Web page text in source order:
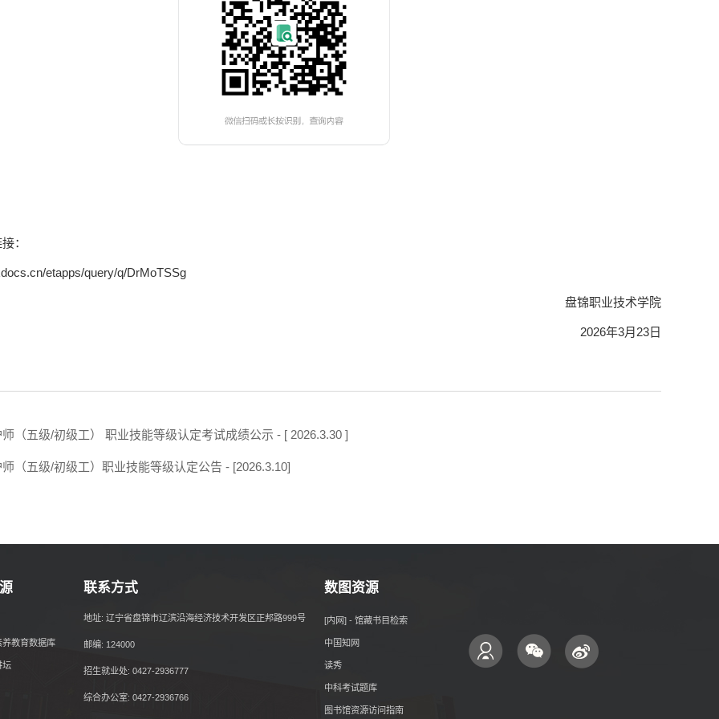
：
etapps/query/q/DrMoTSSg
盘锦职业技术学院
2026年3月23日
（五级/初级工） 职业技能等级认定考试成绩公示 - [ 2026.3.30 ]
（五级/初级工）职业技能等级认定公告 - [2026.3.10]
养教育数据库
坛
联系方式
地址: 辽宁省盘锦市辽滨沿海经济技术开发区正邦路999号
邮编: 124000
招生就业处: 0427-2936777
综合办公室: 0427-2936766
数图资源
[内网] - 馆藏书目检索
中国知网
读秀
中科考试题库
图书馆资源访问指南